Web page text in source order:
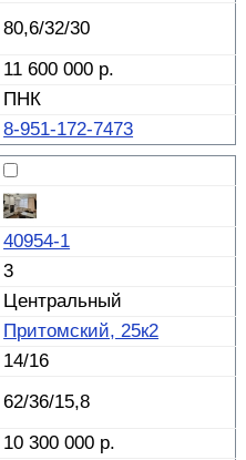
80,6/32/30
11 600 000 р.
ПНК
8-951-172-7473
40954-1
3
Центральный
Притомский, 25к2
14/16
62/36/15,8
10 300 000 р.